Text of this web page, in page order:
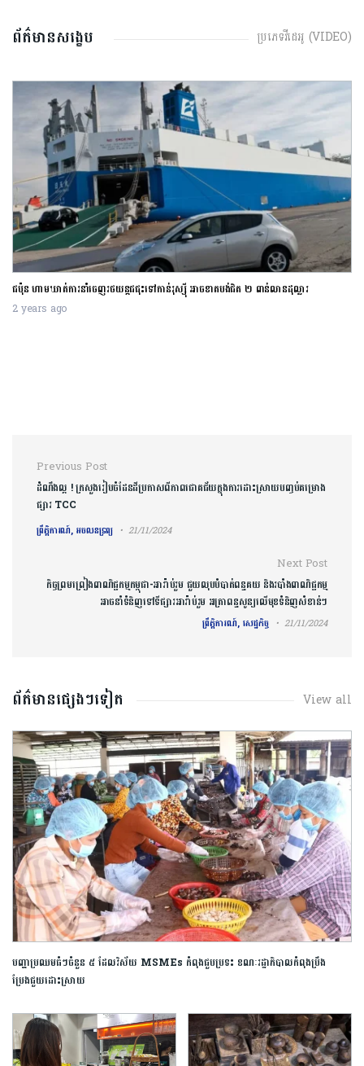
ព័ត៌មានសង្ខេប ប្រភេទវីដេអូ (VIDEO)
ជប៉ុន ហាមឃាត់ការនាំចេញរថយន្តជជុះទៅកាន់រុស្ស៊ី អាចខាតបង់ជិត ២ ពាន់លានដុល្លារ
2 years ago
Post navigation
Previous Post
ដំណឹង​ល្អ ! ក្រសួង​រៀបចំដែនដី​ប្រកាសពីភាពជោគជ័យ​ក្នុងការ​ដោះស្រាយបញ្ចប់​គម្រោង​
ផ្សារ​ TCC
ព្រឹត្តិការណ៍, អចលនទ្រព្យ 21/11/2024
Next Post
កិច្ចព្រមព្រៀងពាណិជ្ជកម្មកម្ពុជា-អារ៉ាប់រួម ជួយលុបបំបាត់ពន្ធគយ និងរបាំងពាណិជ្ជកម្ម
អាចនាំទំនិញទៅទីផ្សារអារ៉ាប់រួម អត្រាពន្ធសូន្យលើមុខទំនិញសំខាន់ៗ
ព្រឹត្តិការណ៍, សេដ្ឋកិច្ច 21/11/2024
ព័ត៌មានផ្សេងៗទៀត View all
បញ្ហាប្រឈមធំៗចំនួន ៥ ដែលវិស័យ MSMEs កំពុងជួបប្រទះ ខណៈរដ្ឋាភិបាលកំពុងប្រឹង
ប្រែងជួយដោះស្រាយ